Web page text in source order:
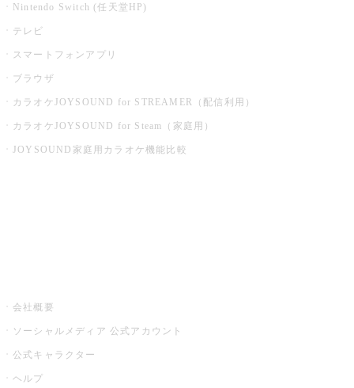
Nintendo Switch (任天堂HP)
テレビ
スマートフォンアプリ
ブラウザ
カラオケJOYSOUND for STREAMER（配信利用）
カラオケJOYSOUND for Steam（家庭用）
JOYSOUND家庭用カラオケ機能比較
会社概要
ソーシャルメディア 公式アカウント
公式キャラクター
ヘルプ